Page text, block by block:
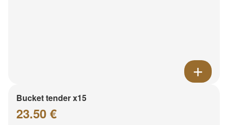
Bucket tender x15
23.50 €